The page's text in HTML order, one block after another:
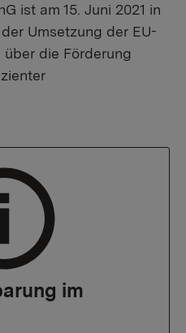
ist am 15. Juni 2021 in
Umsetzung der EU-
über die Förderung
im